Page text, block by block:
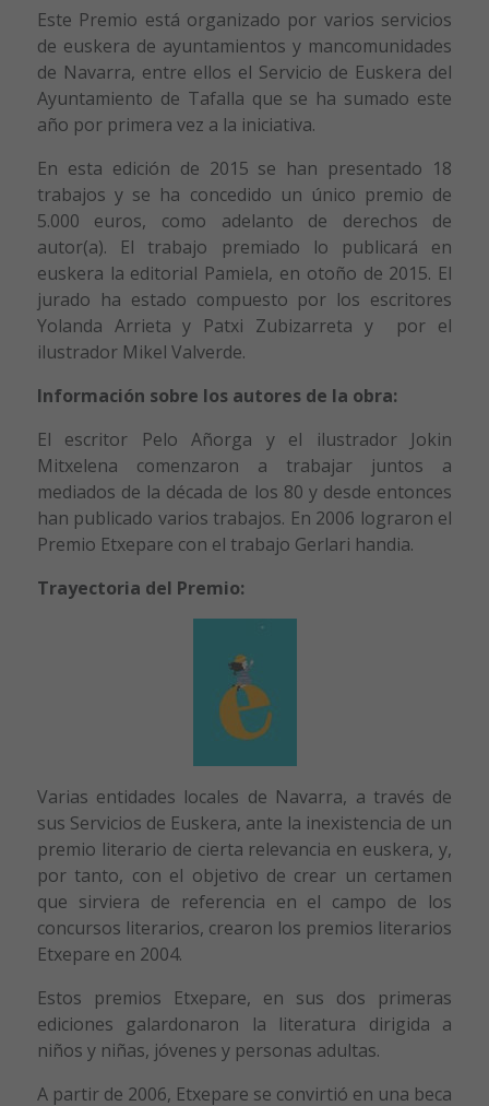
Este Premio está organizado por varios servicios
de euskera de ayuntamientos y mancomunidades
de Navarra, entre ellos el Servicio de Euskera del
Ayuntamiento de Tafalla que se ha sumado este
año por primera vez a la iniciativa.
En esta edición de 2015 se han presentado 18
trabajos y se ha concedido un único premio de
5.000 euros, como adelanto de derechos de
autor(a). El trabajo premiado lo publicará en
euskera la editorial Pamiela, en otoño de 2015. El
jurado ha estado compuesto por los escritores
Yolanda Arrieta y Patxi Zubizarreta y por el
ilustrador Mikel Valverde.
Información sobre los autores de la obra:
El escritor Pelo Añorga y el ilustrador Jokin
Mitxelena comenzaron a trabajar juntos a
mediados de la década de los 80 y desde entonces
han publicado varios trabajos. En 2006 lograron el
Premio Etxepare con el trabajo Gerlari handia.
Trayectoria del Premio:
Varias entidades locales de Navarra, a través de
sus Servicios de Euskera, ante la inexistencia de un
premio literario de cierta relevancia en euskera, y,
por tanto, con el objetivo de crear un certamen
que sirviera de referencia en el campo de los
concursos literarios, crearon los premios literarios
Etxepare en 2004.
Estos premios Etxepare, en sus dos primeras
ediciones galardonaron la literatura dirigida a
niños y niñas, jóvenes y personas adultas.
A partir de 2006, Etxepare se convirtió en una beca